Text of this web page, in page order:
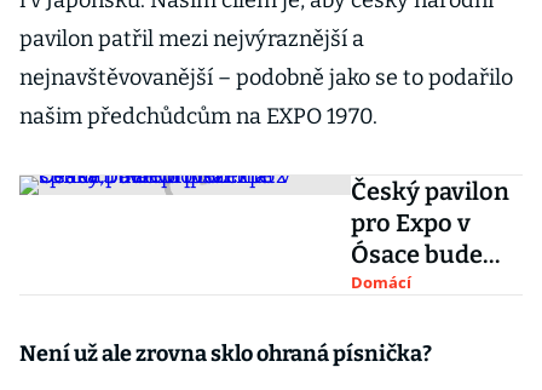
pavilon patřil mezi nejvýraznější a
nejnavštěvovanější – podobně jako se to podařilo
našim předchůdcům na EXPO 1970.
Český pavilon
pro Expo v
Ósace bude
připomínat
dovezeme z
Domácí
Není už ale zrovna sklo ohraná písnička?